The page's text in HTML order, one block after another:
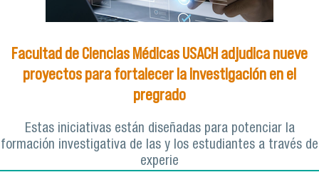
Facultad de Ciencias Médicas USACH adjudica nueve
proyectos para fortalecer la investigación en el
pregrado
Estas iniciativas están diseñadas para potenciar la
formación investigativa de las y los estudiantes a través de
experie